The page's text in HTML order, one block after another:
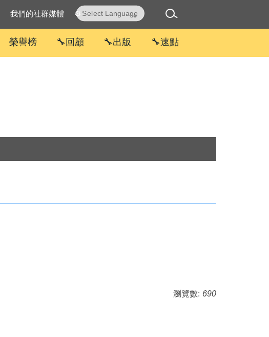
Translate
我們的社群媒體 ⚙
榮譽榜 🔧回顧 🔧出版 🔧速點
瀏覽數: 690